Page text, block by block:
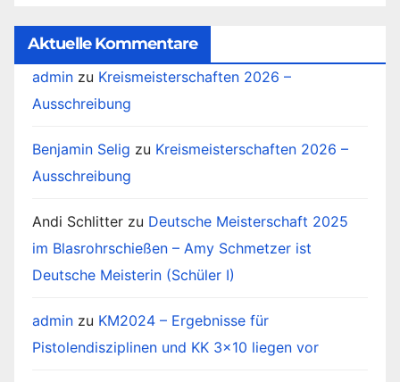
Aktuelle Kommentare
admin zu Kreismeisterschaften 2026 –
Ausschreibung
Benjamin Selig zu Kreismeisterschaften 2026 –
Ausschreibung
Andi Schlitter zu Deutsche Meisterschaft 2025
im Blasrohrschießen – Amy Schmetzer ist
Deutsche Meisterin (Schüler I)
admin zu KM2024 – Ergebnisse für
Pistolendisziplinen und KK 3×10 liegen vor